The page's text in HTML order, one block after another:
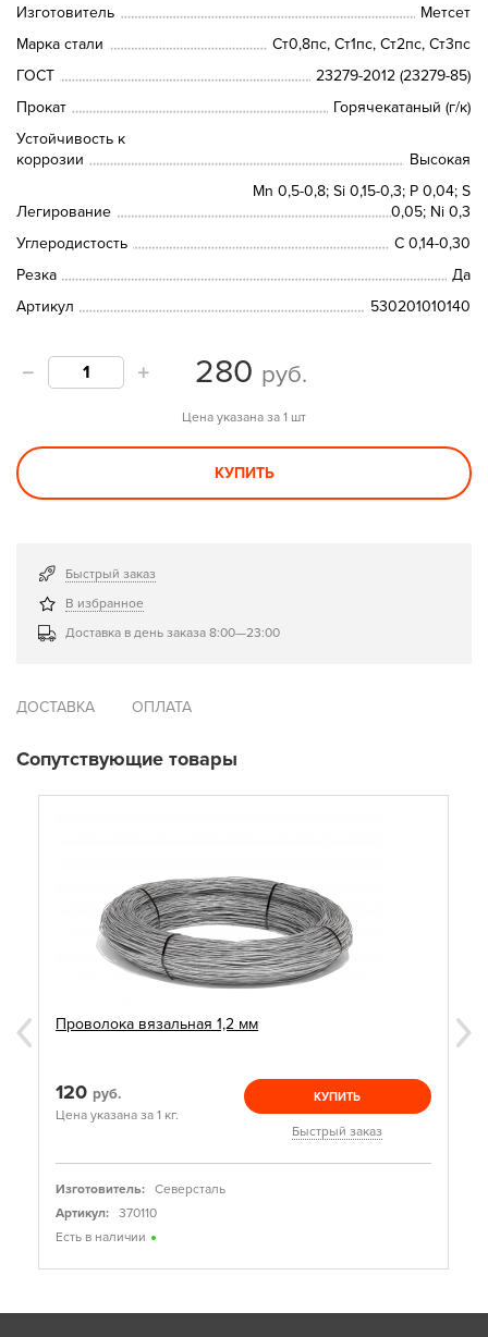
Изготовитель
Метсет
Марка стали
Ст0,8пс, Ст1пс, Ст2пс, Ст3пс
ГОСТ
23279-2012 (23279-85)
Прокат
Горячекатаный (г/к)
Устойчивость к
коррозии
Высокая
Легирование
Mn 0,5-0,8; Si 0,15-0,3; P 0,04; S
0,05; Ni 0,3
Углеродистость
C 0,14-0,30
Резка
Да
Артикул
530201010140
280 руб.
Цена указана за 1 шт
КУПИТЬ
Быстрый заказ
В избранное
Доставка в день заказа 8:00—23:00
ДОСТАВКА ОПЛАТА
Сопутствующие товары
Проволока вязальная 1,2 мм
120 руб.
Цена указана за 1 кг.
КУПИТЬ
Быстрый заказ
Изготовитель:
Северсталь
Артикул:
370110
Есть в наличии